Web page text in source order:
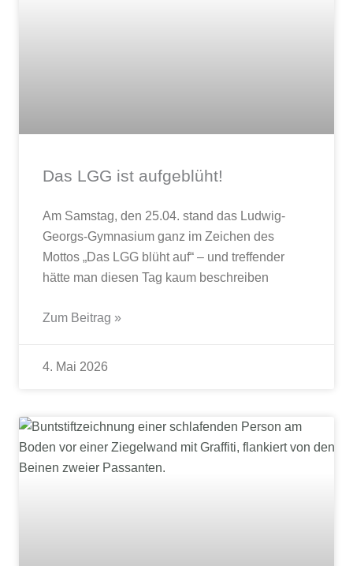
Das LGG ist aufgeblüht!
Am Samstag, den 25.04. stand das Ludwig-
Georgs-Gymnasium ganz im Zeichen des
Mottos „Das LGG blüht auf“ – und treffender
hätte man diesen Tag kaum beschreiben
Zum Beitrag »
4. Mai 2026